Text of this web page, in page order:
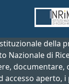
istituzionale della
Nazionale di
documentare,
accesso aperto,